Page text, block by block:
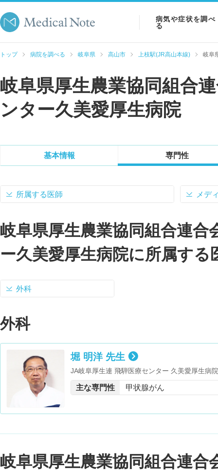
病気や症状を調べ
る
検査を調べる
トップ 病院を調べる 岐阜県 高山市 上枝駅(JR高山本線) 岐阜
岐阜県厚生農業協同組合
ンター久美愛厚生病院
基本情報 専門性
所属する医師 メデ
岐阜県厚生農業協同組合連合
ー久美愛厚生病院に所属する
外科
外科
堀 明洋 先生
JA岐阜厚生連 飛騨医療センター 久美愛厚生病
緩和ケア研修会修了 ・厚生労働省医政局長認
協会 副会長・高山市医師会 理事・東海四県農
主な専門性 甲状腺がん
岐阜県厚生農業協同組合連合